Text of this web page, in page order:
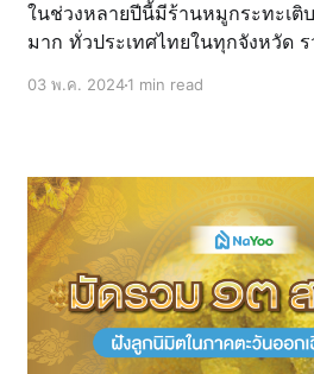
ในช่วงหลายปีนี้มีร้านหมูกระทะเติ
มาก ทั่วประเทศไทยในทุกจังหวัด
03 พ.ค. 20241 min read